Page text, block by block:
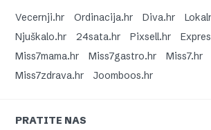
Vecernji.hr
Ordinacija.hr Diva.hr
Njuškalo.hr
24sata.hr Pixsell.hr
Miss7mama.hr
Miss7gastro.hr
Miss7.hr
Miss7zdrava.hr
Joomboos.hr
PRATITE NAS